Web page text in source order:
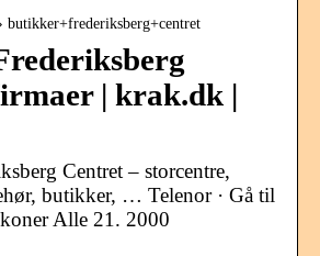
butikker+frederiksberg+centret
| krak.dk |
Centret – storcentre,
butikker, … Telenor · Gå til
Alle 21. 2000